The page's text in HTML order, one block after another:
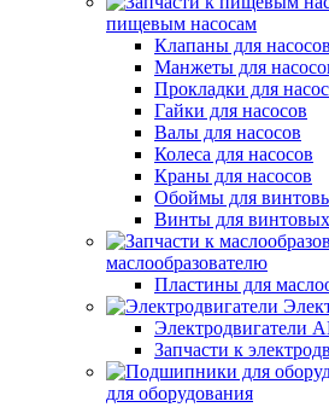
пищевым насосам
Клапаны для насосов
Манжеты для
Прокладки для
Гайки для насосов
Валы для насосов
Колеса для насосов
Краны для насосов
Обоймы для
Винты для винтовых
маслообразователю
Пластины для
Электродвигатели
Запчасти к
для оборудования